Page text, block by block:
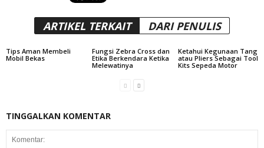
ARTIKEL TERKAIT DARI PENULIS
Tips Aman Membeli
Mobil Bekas
Fungsi Zebra Cross dan
Etika Berkendara Ketika
Melewatinya
Ketahui Kegunaan Tang
atau Pliers Sebagai Tool
Kits Sepeda Motor
TINGGALKAN KOMENTAR